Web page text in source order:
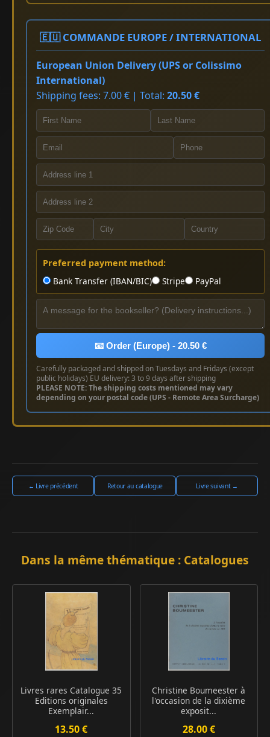
🇪🇺 COMMANDE EUROPE / INTERNATIONAL
European Union Delivery (UPS or Colissimo
International)
Shipping fees: 7.00 € | Total: 20.50 €
Preferred payment method:
Bank Transfer (IBAN/BIC)
Stripe PayPal
📧 Order (Europe) - 20.50 €
Carefully packaged and shipped on Tuesdays and Fridays (except
public holidays) EU delivery: 3 to 9 days after shipping
PLEASE NOTE: The shipping costs mentioned may vary
depending on your postal code (UPS - Remote Area Surcharge)
← Livre précédent Retour au catalogue Livre suivant →
Dans la même thématique : Catalogues
Livres rares Catalogue 35
Editions originales
Exemplair...
13.50 €
Christine Boumeester à
l'occasion de la dixième
exposit...
28.00 €